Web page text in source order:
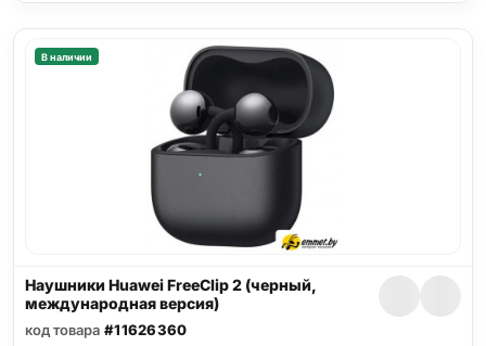
В наличии
Наушники Huawei FreeClip 2 (черный,
международная версия)
код товара #11626360